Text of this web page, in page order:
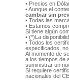
• Precios en
• Aunque el
cambiar sin
• Todas las
• Estamos
Si tiene algún
• (*)La
• Todos los
especificados,
Al momento de
a los tiempos de
suministrar un
Si requiere
nacionales del